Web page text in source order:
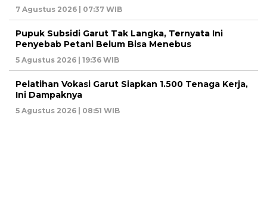
7 Agustus 2026 | 07:37 WIB
Pupuk Subsidi Garut Tak Langka, Ternyata Ini
Penyebab Petani Belum Bisa Menebus
5 Agustus 2026 | 19:36 WIB
Pelatihan Vokasi Garut Siapkan 1.500 Tenaga Kerja,
Ini Dampaknya
5 Agustus 2026 | 08:51 WIB